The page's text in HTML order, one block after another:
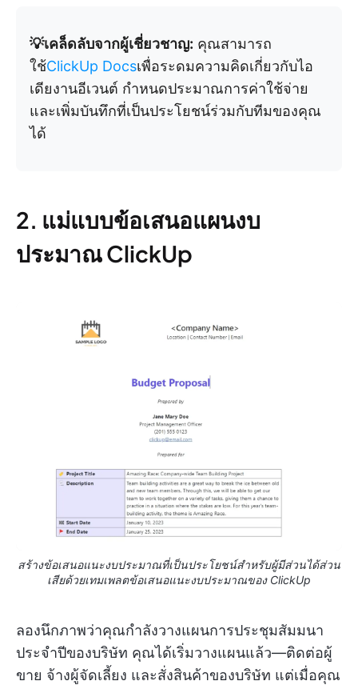
💡เคล็ดลับจากผู้เชี่ยวชาญ: คุณสามารถ
ใช้ClickUp Docsเพื่อระดมความคิดเกี่ยวกับไอ
เดียงานอีเวนต์ กำหนดประมาณการค่าใช้จ่าย
และเพิ่มบันทึกที่เป็นประโยชน์ร่วมกับทีมของคุณ
ได้
2. แม่แบบข้อเสนอแผนงบ
ประมาณ ClickUp
สร้างข้อเสนอแนะงบประมาณที่เป็นประโยชน์สำหรับผู้มีส่วนได้ส่วน
เสียด้วยเทมเพลตข้อเสนอแนะงบประมาณของ ClickUp
ลองนึกภาพว่าคุณกำลังวางแผนการประชุมสัมมนา
ประจำปีของบริษัท คุณได้เริ่มวางแผนแล้ว—ติดต่อผู้
ขาย จ้างผู้จัดเลี้ยง และสั่งสินค้าของบริษัท แต่เมื่อคุณ